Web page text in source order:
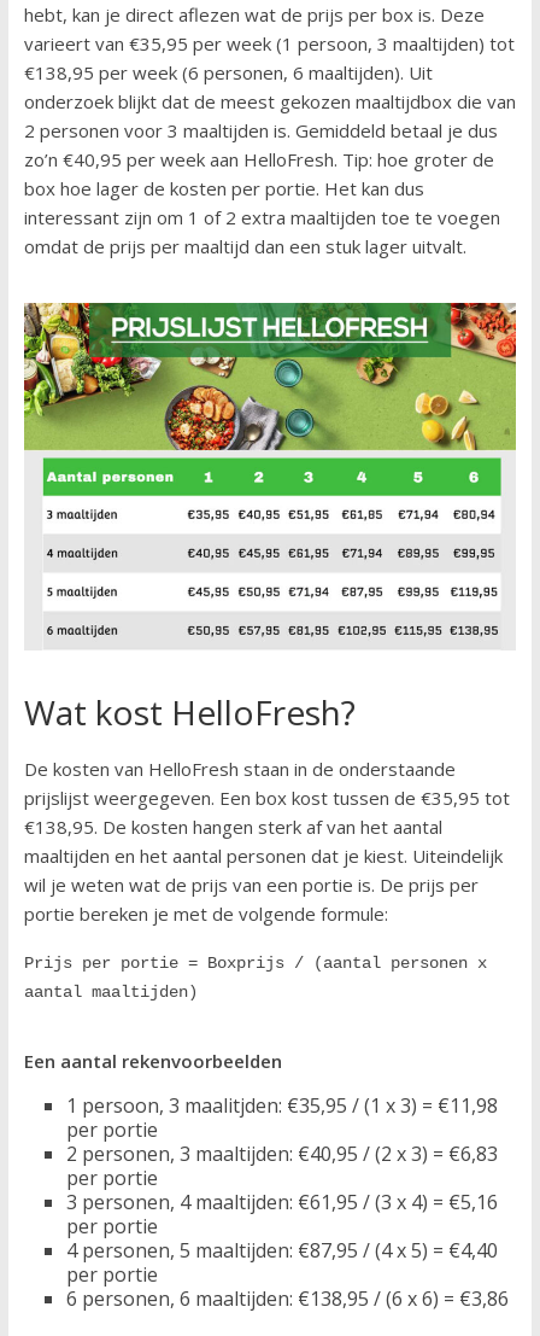
hebt, kan je direct aflezen wat de prijs per box is. Deze
varieert van €35,95 per week (1 persoon, 3 maaltijden) tot
€138,95 per week (6 personen, 6 maaltijden). Uit
onderzoek blijkt dat de meest gekozen maaltijdbox die van
2 personen voor 3 maaltijden is. Gemiddeld betaal je dus
zo’n €40,95 per week aan HelloFresh. Tip: hoe groter de
box hoe lager de kosten per portie. Het kan dus
interessant zijn om 1 of 2 extra maaltijden toe te voegen
omdat de prijs per maaltijd dan een stuk lager uitvalt.
Wat kost HelloFresh?
De kosten van HelloFresh staan in de onderstaande
prijslijst weergegeven. Een box kost tussen de €35,95 tot
€138,95. De kosten hangen sterk af van het aantal
maaltijden en het aantal personen dat je kiest. Uiteindelijk
wil je weten wat de prijs van een portie is. De prijs per
portie bereken je met de volgende formule:
Prijs per portie = Boxprijs / (aantal personen x
aantal maaltijden)
Een aantal rekenvoorbeelden
1 persoon, 3 maalitjden: €35,95 / (1 x 3) = €11,98
per portie
2 personen, 3 maaltijden: €40,95 / (2 x 3) = €6,83
per portie
3 personen, 4 maaltijden: €61,95 / (3 x 4) = €5,16
per portie
4 personen, 5 maaltijden: €87,95 / (4 x 5) = €4,40
per portie
6 personen, 6 maaltijden: €138,95 / (6 x 6) = €3,86